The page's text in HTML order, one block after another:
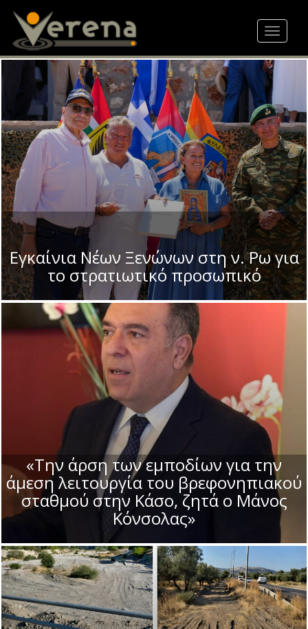
content
Toggle
Εγκαίνια Νέων Ξενώνων στη ν. Ρω για
το στρατιωτικό προσωπικό
«Την άρση των εμποδίων για την
άμεση λειτουργία του βρεφονηπιακού
σταθμού στην Κάσο, ζητά ο Μάνος
Κόνσολας»